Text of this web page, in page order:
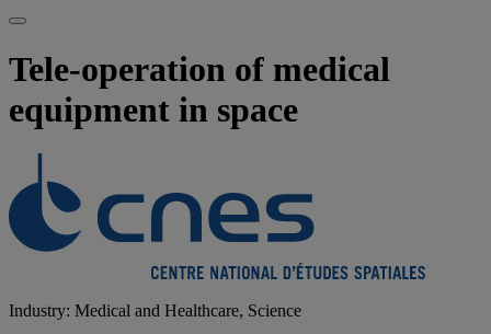
Tele-operation of medical
equipment in space
Industry: Medical and Healthcare, Science